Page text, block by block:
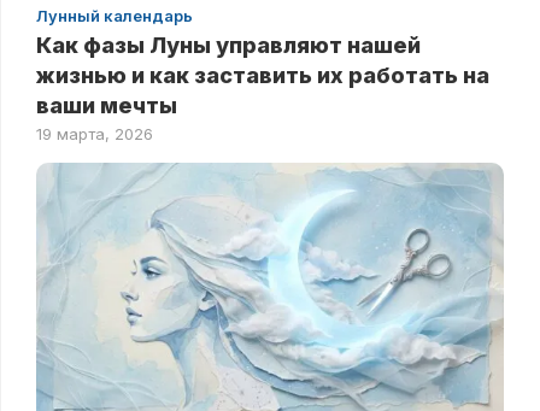
Лунный календарь
Как фазы Луны управляют нашей
жизнью и как заставить их работать на
ваши мечты
19 марта, 2026